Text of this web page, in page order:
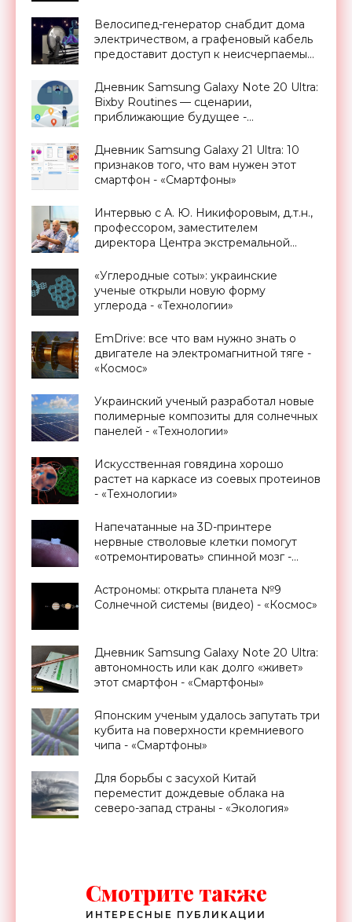
Велосипед-генератор снабдит дома
электричеством, а графеновый кабель
предоставит доступ к неисчерпаемым
проект Billions in Change (видео) -
«Новости Электроники»
Дневник Samsung Galaxy Note 20 Ultra:
Bixby Routines — сценарии,
приближающие будущее -
Дневник Samsung Galaxy 21 Ultra: 10
признаков того, что вам нужен этот
смартфон - «Смартфоны»
Интервью с А. Ю. Никифоровым, д.т.н.,
профессором, заместителем
директора Центра экстремальной
МИФИ - «Смартфоны»
«Углеродные соты»: украинские
ученые открыли новую форму
углерода - «Технологии»
EmDrive: все что вам нужно знать о
двигателе на электромагнитной тяге -
«Космос»
Украинский ученый разработал новые
полимерные композиты для солнечных
панелей - «Технологии»
Искусственная говядина хорошо
растет на каркасе из соевых протеинов
- «Технологии»
Напечатанные на 3D-принтере
нервные стволовые клетки помогут
«отремонтировать» спинной мозг -
Астрономы: открыта планета №9
Солнечной системы (видео) - «Космос»
Дневник Samsung Galaxy Note 20 Ultra:
автономность или как долго «живет»
этот смартфон - «Смартфоны»
Японским ученым удалось запутать три
кубита на поверхности кремниевого
чипа - «Смартфоны»
Для борьбы с засухой Китай
переместит дождевые облака на
северо-запад страны - «Экология»
Смотрите также
ИНТЕРЕСНЫЕ ПУБЛИКАЦИИ